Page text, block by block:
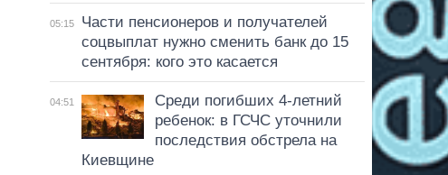
05:15
Части пенсионеров и получателей
соцвыплат нужно сменить банк до 15
сентября: кого это касается
04:51
Среди погибших 4-летний
ребенок: в ГСЧС уточнили
последствия обстрела на
Киевщине